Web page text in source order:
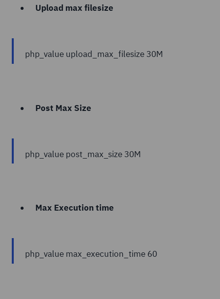
Upload max filesize
php_value upload_max_filesize 30M
Post Max Size
php_value post_max_size 30M
Max Execution time
php_value max_execution_time 60